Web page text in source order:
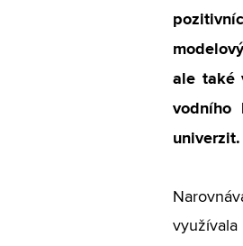
ale také
vodního
univerzit.